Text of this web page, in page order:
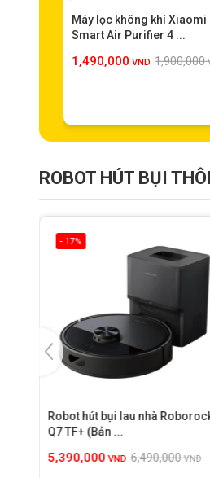
Máy lọc không khí Xiaomi
Smart Air Purifier 4 ...
1,490,000 VND 1,900,000
ROBOT HÚT BỤI
- 17%
Robot hút bụi lau nhà
Q7 TF+ (Bản ...
5,390,000 VND 6,490,000 VND